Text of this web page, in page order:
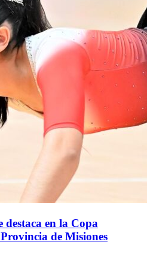
destaca en la Copa
de Misiones